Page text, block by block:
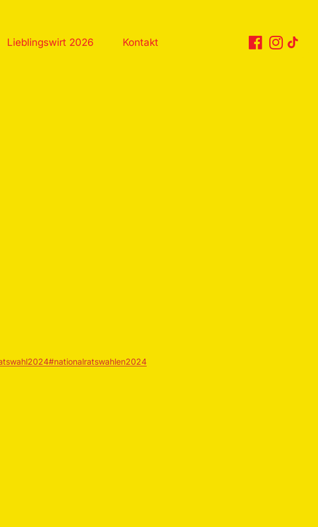
Lieblingswirt 2026
Kontakt
#nationalratswahlen2024